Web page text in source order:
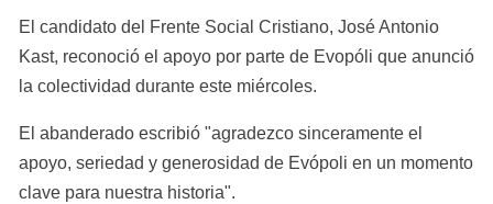
El candidato del Frente Social Cristiano, José Antonio
Kast, reconoció el apoyo por parte de Evopóli que anunció
la colectividad durante este miércoles.
El abanderado escribió "agradezco sinceramente el
apoyo, seriedad y generosidad de Evópoli en un momento
clave para nuestra historia".